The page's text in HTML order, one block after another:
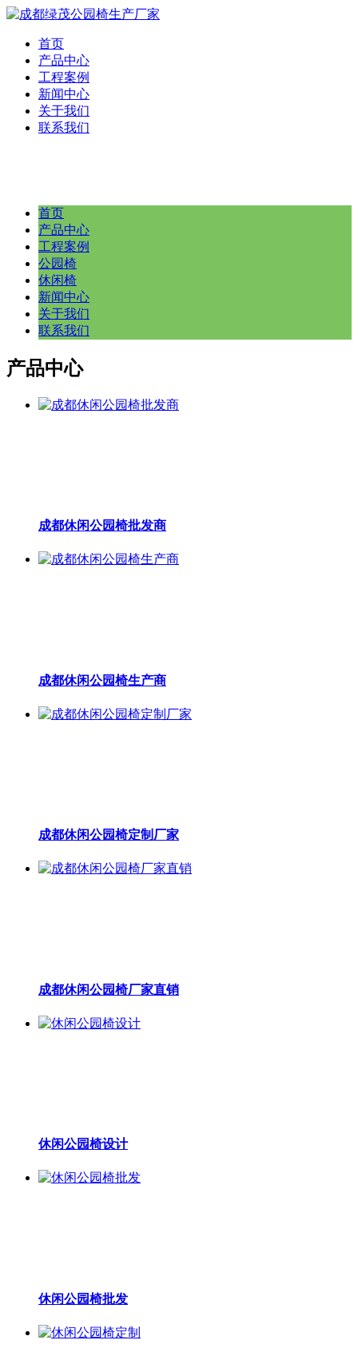
首页
产品中心
工程案例
新闻中心
关于我们
联系我们
首页
产品中心
工程案例
公园椅
休闲椅
新闻中心
关于我们
联系我们
产品中心
成都休闲公园椅批发商
成都休闲公园椅生产商
成都休闲公园椅定制厂家
成都休闲公园椅厂家直销
休闲公园椅设计
休闲公园椅批发